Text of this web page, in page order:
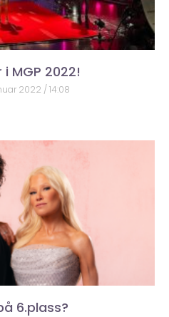
MGP 2022!
2022 14:08
6.plass?